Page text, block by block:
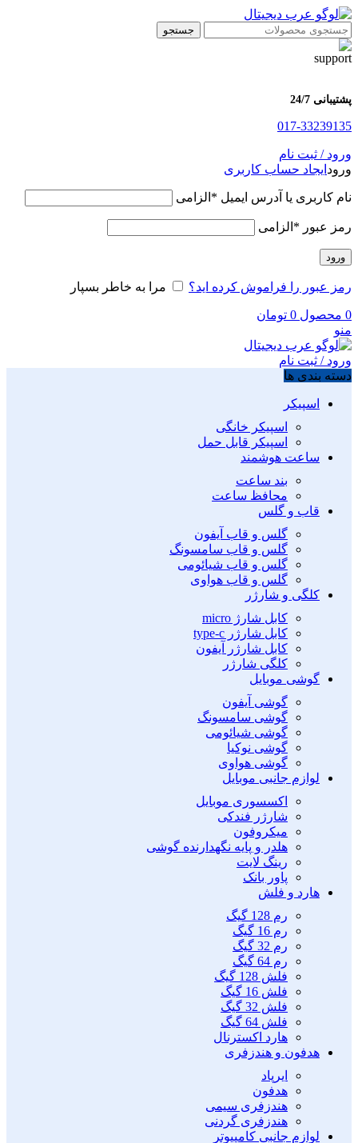
جستجو
پشتیبانی 24/7
017-33239135
ورود / ثبت نام
ورود ایجاد حساب کاربری
نام کاربری یا آدرس ایمیل * الزامی
رمز عبور * الزامی
ورود
رمز عبور را فراموش کرده اید؟ مرا به خاطر بسپار
0 محصول 0 تومان
منو
ورود / ثبت نام
دسته بندی ها
اسپیکر
اسپیکر خانگی
اسپیکر قابل حمل
ساعت هوشمند
بند ساعت
محافظ ساعت
قاب و گلس
گلس و قاب آیفون
گلس و قاب سامسونگ
گلس و قاب شیائومی
گلس و قاب هواوی
کلگی و شارژر
کابل شارژ micro
کابل شارژر type-c
کابل شارژر آیفون
کلگی شارژر
گوشی موبایل
گوشی آیفون
گوشی سامسونگ
گوشی شیائومی
گوشی نوکیا
گوشی هواوی
لوازم جانبی موبایل
اکسسوری موبایل
شارژر فندکی
میکروفون
هلدر و پایه نگهدارنده گوشی
رینگ لایت
پاور بانک
هارد و فلش
رم 128 گیگ
رم 16 گیگ
رم 32 گیگ
رم 64 گیگ
فلش 128 گیگ
فلش 16 گیگ
فلش 32 گیگ
فلش 64 گیگ
هارد اکسترنال
هدفون و هندزفری
ایرپاد
هدفون
هندزفری سیمی
هندزفری گردنی
لوازم جانبی کامپیوتر